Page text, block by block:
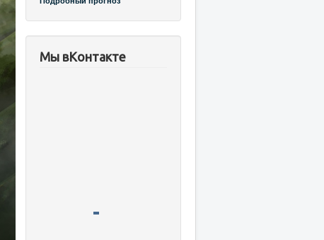
Мы вКонтакте